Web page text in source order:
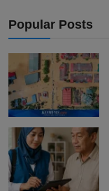
Popular Posts